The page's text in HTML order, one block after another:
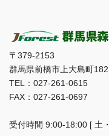
〒379-2153
群馬県前橋市上大島町
TEL：027-261-0615
FAX：027-261-0697
受付時間 9:00-18:00 [ 土